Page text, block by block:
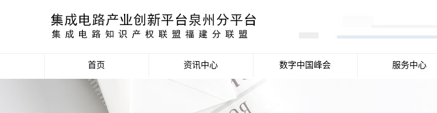
首页 资讯中心 数字中国峰会 服务中心